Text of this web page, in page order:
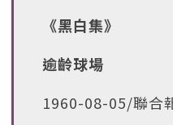
《黑白集》
逾齡球場
1960-08-05/聯合